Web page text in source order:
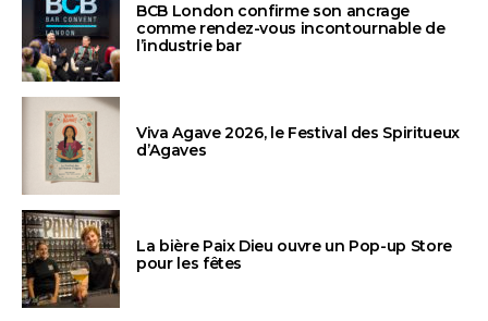
BCB London confirme son ancrage
comme rendez-vous incontournable de
l’industrie bar
Viva Agave 2026, le Festival des Spiritueux
d’Agaves
La bière Paix Dieu ouvre un Pop-up Store
pour les fêtes